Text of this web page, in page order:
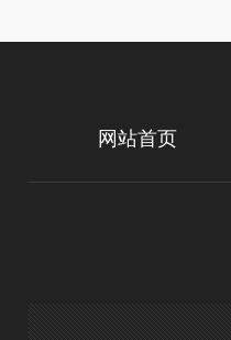
网站首页